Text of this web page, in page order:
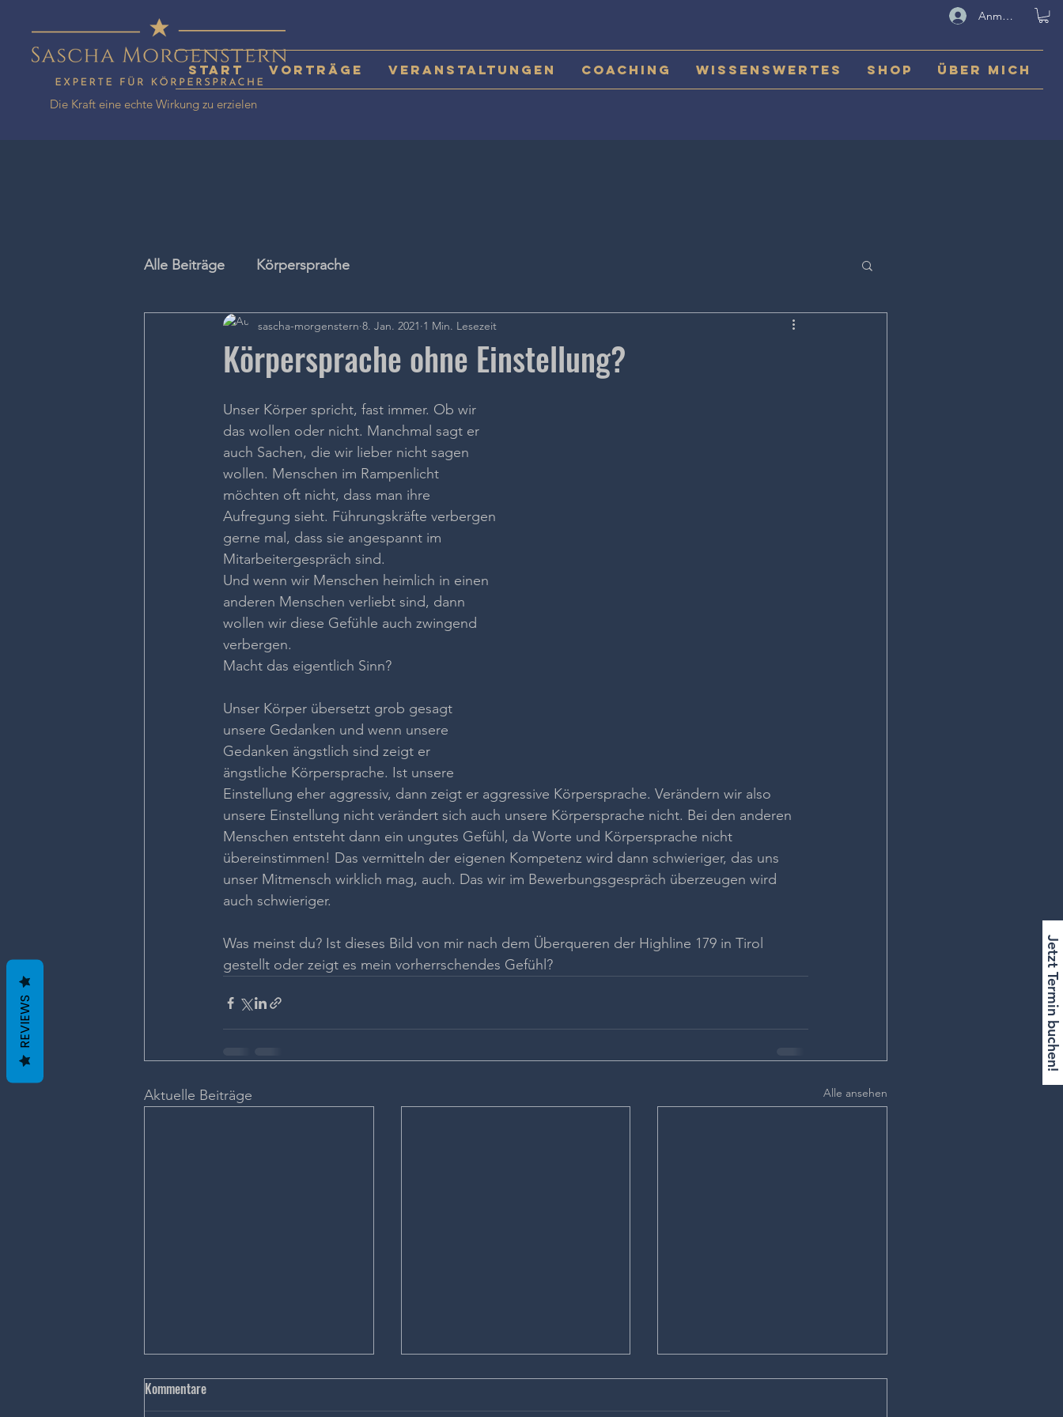
Die Kraft eine echte Wirkung zu erzielen
Anmelden
Start Vorträge Veranstaltungen Coaching Wissenswertes Shop Über mich
Jetzt Termin buchen!
Alle Beiträge Körpersprache
Körpersprache ohne Einstellung?
sascha-morgenstern 8. Jan. 2021 1 Min. Lesezeit
Unser Körper spricht, fast immer. Ob wir
das wollen oder nicht. Manchmal sagt er
auch Sachen, die wir lieber nicht sagen
wollen. Menschen im Rampenlicht
möchten oft nicht, dass man ihre
Aufregung sieht. Führungskräfte verbergen
gerne mal, dass sie angespannt im
Mitarbeitergespräch sind.
Und wenn wir Menschen heimlich in einen
anderen Menschen verliebt sind, dann
wollen wir diese Gefühle auch zwingend
verbergen.
Macht das eigentlich Sinn?
Unser Körper übersetzt grob gesagt
unsere Gedanken und wenn unsere
Gedanken ängstlich sind zeigt er
ängstliche Körpersprache. Ist unsere
Einstellung eher aggressiv, dann zeigt er aggressive Körpersprache. Verändern wir also
unsere Einstellung nicht verändert sich auch unsere Körpersprache nicht. Bei den anderen
Menschen entsteht dann ein ungutes Gefühl, da Worte und Körpersprache nicht
übereinstimmen! Das vermitteln der eigenen Kompetenz wird dann schwieriger, das uns
unser Mitmensch wirklich mag, auch. Das wir im Bewerbungsgespräch überzeugen wird
auch schwieriger.
Was meinst du? Ist dieses Bild von mir nach dem Überqueren der Highline 179 in Tirol
gestellt oder zeigt es mein vorherrschendes Gefühl?
Aktuelle Beiträge Alle ansehen
Kommentare
REVIEWS